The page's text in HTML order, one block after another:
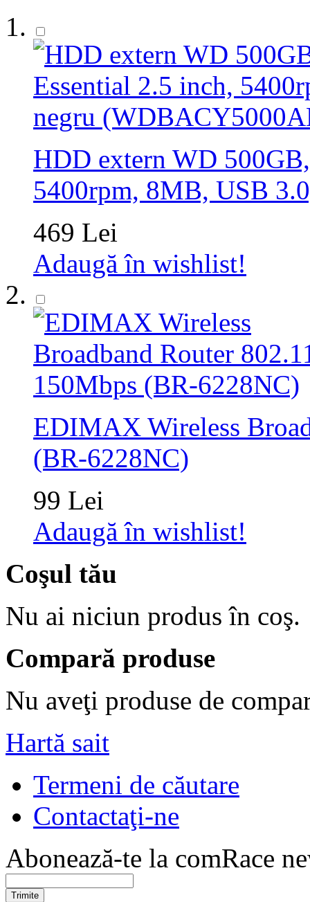
HDD extern WD
5400rpm, 8MB, USB
469 Lei
Adaugă în wishlist!
EDIMAX Wireless
(BR-6228NC)
99 Lei
Adaugă în wishlist!
Coşul tău
Nu ai niciun produs în coş.
Compară produse
Nu aveţi produse de
Hartă sait
Termeni de căutare
Contactaţi-ne
Abonează-te la comRace
Trimite